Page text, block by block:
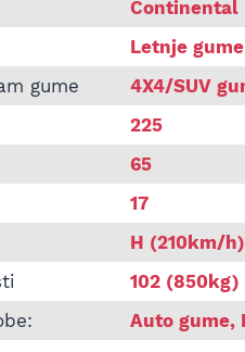
Continental
Letnje gume
gume
4X4/SUV
225
65
17
H (210km/h)
102 (850kg)
Auto gume,